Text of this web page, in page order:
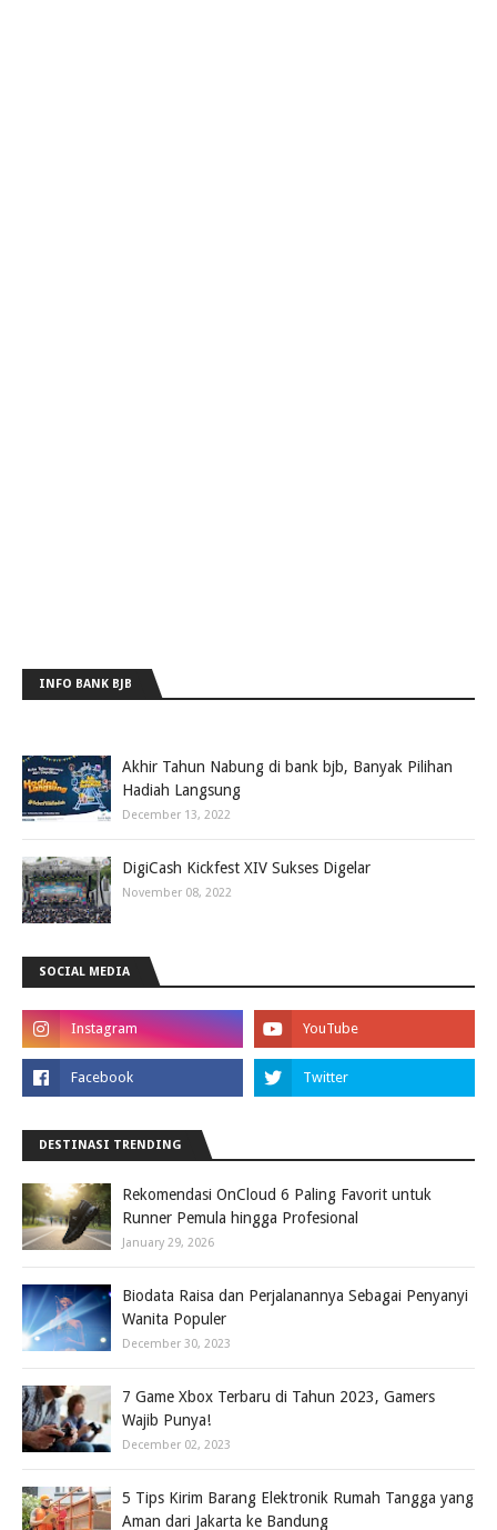
INFO BANK BJB
Akhir Tahun Nabung di bank bjb, Banyak Pilihan
Hadiah Langsung
December 13, 2022
DigiCash Kickfest XIV Sukses Digelar
November 08, 2022
SOCIAL MEDIA
DESTINASI TRENDING
Rekomendasi OnCloud 6 Paling Favorit untuk
Runner Pemula hingga Profesional
January 29, 2026
Biodata Raisa dan Perjalanannya Sebagai Penyanyi
Wanita Populer
December 30, 2023
7 Game Xbox Terbaru di Tahun 2023, Gamers
Wajib Punya!
December 02, 2023
5 Tips Kirim Barang Elektronik Rumah Tangga yang
Aman dari Jakarta ke Bandung